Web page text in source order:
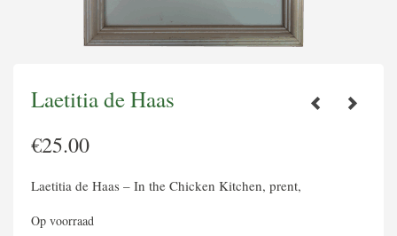
Laetitia de Haas
€25.00
Laetitia de Haas – In the Chicken Kitchen, prent,
Op voorraad